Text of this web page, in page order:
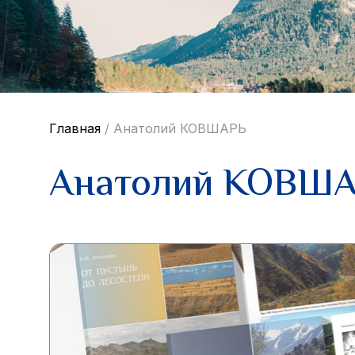
Главная / Анатолий КОВШАРЬ
Анатолий